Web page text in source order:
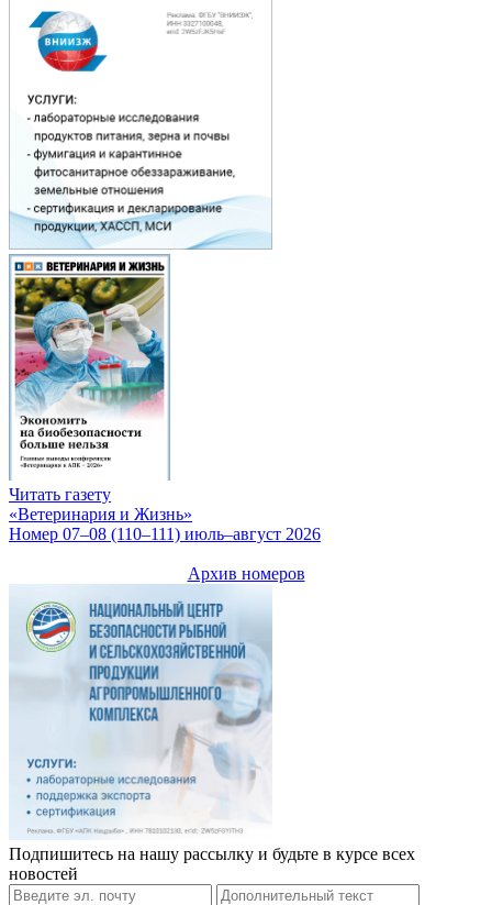
Читать газету
«Ветеринария и Жизнь»
Номер 07–08 (110–111) июль–август 2026
Архив номеров
Подпишитесь на нашу рассылку и будьте в курсе всех
новостей